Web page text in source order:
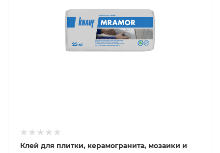
Клей для плитки, керамогранита, мозаики и